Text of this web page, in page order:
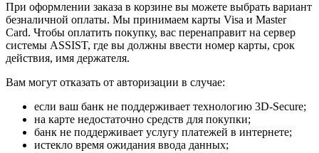
При оформлении заказа в корзине вы можете выбрать вариант
безналичной оплаты. Мы принимаем карты Visa и Master
Card. Чтобы оплатить покупку, вас перенаправит на сервер
системы ASSIST, где вы должны ввести номер карты, срок
действия, имя держателя.
Вам могут отказать от авторизации в случае:
если ваш банк не поддерживает технологию 3D-Secure;
на карте недостаточно средств для покупки;
банк не поддерживает услугу платежей в интернете;
истекло время ожидания ввода данных;